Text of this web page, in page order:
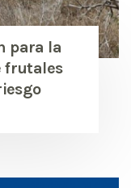
para la
frutales